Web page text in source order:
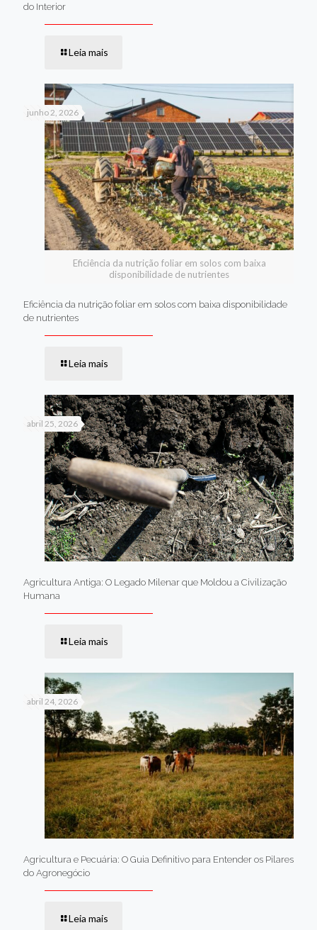
do Interior
Leia mais
Eficiência da nutrição foliar em solos com baixa
disponibilidade de nutrientes
junho 2, 2026
Eficiência da nutrição foliar em solos com baixa disponibilidade
de nutrientes
Leia mais
abril 25, 2026
Agricultura Antiga: O Legado Milenar que Moldou a Civilização
Humana
Leia mais
abril 24, 2026
Agricultura e Pecuária: O Guia Definitivo para Entender os Pilares
do Agronegócio
Leia mais